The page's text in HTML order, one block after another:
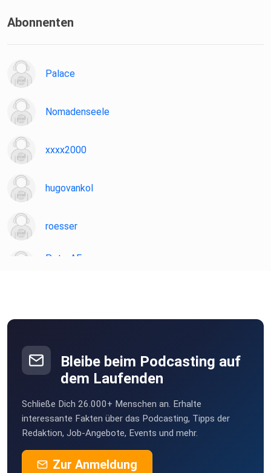
Abonnenten
Palace
Nomadenseele
xxxx2000
hugovankol
roesser
PeterAF
Gammertingen
willistvv
Karlsruhe
Düsseldorf
MSWMGPodcast
Düsseldorf
Bleibe beim Podcasting auf
dem Laufenden
Schließe Dich 26.000+ Menschen an. Erhalte
interessante Fakten über das Podcasting, Tipps der
Redaktion, Job-Angebote, Events und mehr.
Zur Anmeldung